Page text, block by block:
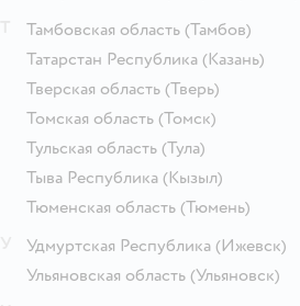
Тамбовская область (Тамбов)
Татарстан Республика (Казань)
Тверская область (Тверь)
Томская область (Томск)
Тульская область (Тула)
Тыва Республика (Кызыл)
Тюменская область (Тюмень)
Удмуртская Республика (Ижевск)
Ульяновская область (Ульяновск)